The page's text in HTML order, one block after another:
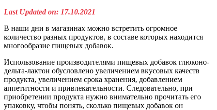
Last Updated on: 17.10.2021
В наши дни в магазинах можно встретить огромное
количество разных продуктов, в составе которых находится
многообразие пищевых добавок.
Использование производителями пищевых добавок глюконо-
дельта-лактон обусловлено увеличением вкусовых качеств
продукта, увеличением срока хранения, добавлением
аппетитности и привлекательности. Следовательно, при
приобретении продукта нужно внимательно прочитать его
упаковку, чтобы понять, сколько пищевых добавок он